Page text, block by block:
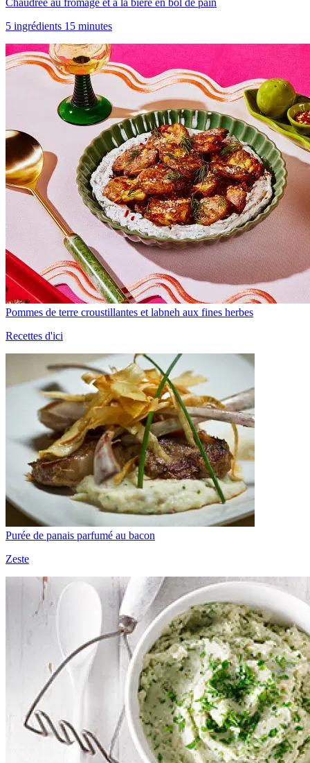
5 ingrédients 15 minutes
Pommes de terre croustillantes et labneh aux fines herbes
Recettes d'ici
Purée de panais parfumé au bacon
Zeste